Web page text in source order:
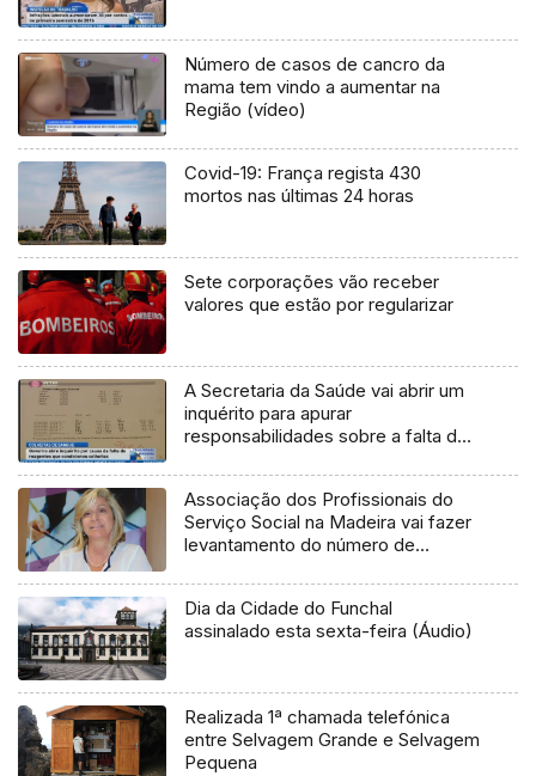
Número de casos de cancro da
mama tem vindo a aumentar na
Região (vídeo)
Covid-19: França regista 430
mortos nas últimas 24 horas
Sete corporações vão receber
valores que estão por regularizar
A Secretaria da Saúde vai abrir um
inquérito para apurar
responsabilidades sobre a falta de
colheitas de sangue (Vídeo)
Associação dos Profissionais do
Serviço Social na Madeira vai fazer
levantamento do número de
Dia da Cidade do Funchal
assinalado esta sexta-feira (Áudio)
Realizada 1ª chamada telefónica
entre Selvagem Grande e Selvagem
Pequena